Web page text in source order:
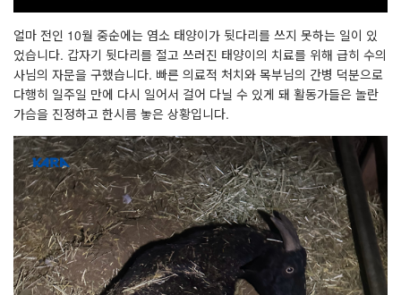
얼마 전인 10월 중순에는 염소 태양이가 뒷다리를 쓰지 못하는 일이 있
었습니다. 갑자기 뒷다리를 절고 쓰러진 태양이의 치료를 위해 급히 수의
사님의 자문을 구했습니다. 빠른 의료적 처치와 목부님의 간병 덕분으로
다행히 일주일 만에 다시 일어서 걸어 다닐 수 있게 돼 활동가들은 놀란
가슴을 진정하고 한시름 놓은 상황입니다.